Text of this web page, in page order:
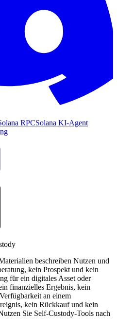
RPCSolana KI-Agent
beschreiben Nutzen und
kein Prospekt und kein
für ein digitales Asset oder
finanzielles Ergebnis, kein
an einem
kein Rückkauf und kein
Sie Self-Custody-Tools nach